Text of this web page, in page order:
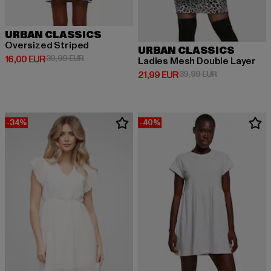
URBAN CLASSICS
Oversized Striped
16,00 EUR
Derzeitiger Preis: 16,00 EUR
39,99 EURAktionspreis: 39,99 EUR
URBAN CLASSICS
Ladies Mesh Double Layer
21,99 EUR
Derzeitiger Preis: 21,99 EUR
39,99 EURAktionspreis:
-34% -40%